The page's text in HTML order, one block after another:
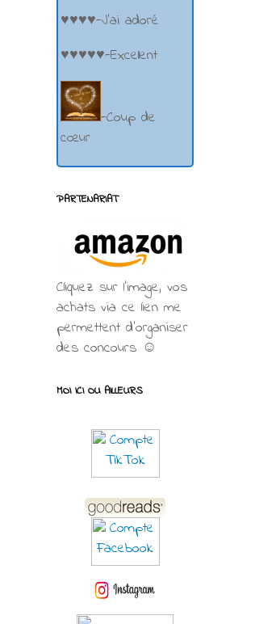
♥♥♥♥-J'ai adoré
♥♥♥♥♥-Excellent
-Coup de
cœur
PARTENARIAT
Cliquez sur l'image, vos
achats via ce lien me
permettent d’organiser
des concours ☺
MOI ICI OU AILLEURS